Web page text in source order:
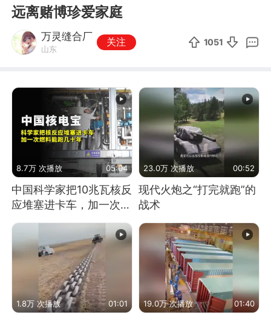
远离赌博珍爱家庭
万灵缝合厂
山东
关注 1051
8.7万 次播放 05:04
中国科学家把10兆瓦核反
应堆塞进卡车，加一次燃
料能跑几十年
23.0万 次播放 00:52
现代火炮之“打完就跑”的
战术
1.8万 次播放 01:01 19.0万 次播放 01:40